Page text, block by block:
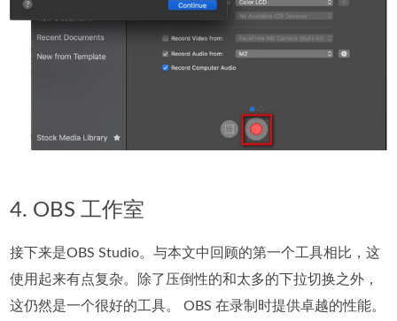
4. OBS 工作室
接下来是OBS Studio。与本文中回顾的第一个工具相比，这
使用起来有点复杂。除了压倒性的和太多的下拉切换之外，
这仍然是一个很好的工具。 OBS 在录制时提供卓越的性能。